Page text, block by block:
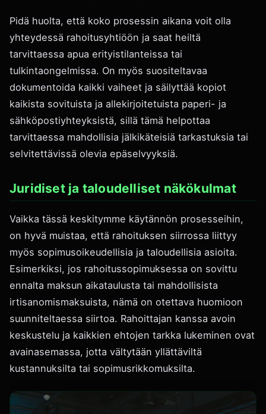
Pidä huolta, että koko prosessin aikana voit olla
yhteydessä rahoitusyhtiöön ja saat heiltä
tarvittaessa apua erityistilanteissa tai
tulkintaongelmissa. On myös suositeltavaa
dokumentoida kaikki vaiheet ja säilyttää kopiot
kaikista sovituista ja allekirjoitetuista paperi- ja
sähköpostiyhteyksistä, sillä tämä helpottaa
tarvittaessa mahdollisia jälkikäteisiä tarkastuksia tai
selvitettävissä olevia epäselvyyksiä.
Juridiset ja taloudelliset näkökulmat
Vaikka tässä keskitymme käytännön prosesseihin,
on hyvä muistaa, että rahoituksen siirrossa liittyy
myös sopimusoikeudellisia ja taloudellisia asioita.
Esimerkiksi, jos rahoitussopimuksessa on sovittu
ennalta maksun aikataulusta tai mahdollisista
irtisanomismaksuista, nämä on otettava huomioon
suunniteltaessa siirtoa. Rahoittajan kanssa avoin
keskustelu ja kaikkien ehtojen tarkka lukeminen ovat
avainasemassa, jotta vältytään yllättäviltä
kustannuksilta tai sopimusrikkomuksilta.